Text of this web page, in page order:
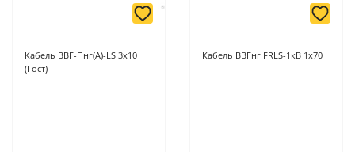
Кабель ВВГ-Пнг(A)-LS 3х10
(Гост)
Кабель ВВГнг FRLS-1кВ 1х70